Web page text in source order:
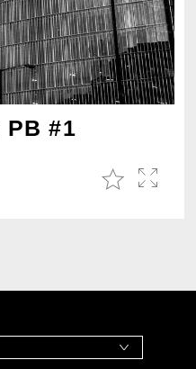
PB #1